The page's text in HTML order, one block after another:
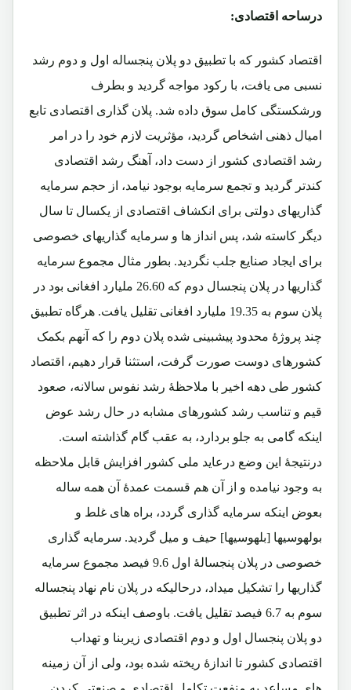
درساحه اقتصادی:
اقتصاد کشور که با تطبیق دو پلان پنجساله اول و دوم رشد
نسبی می یافت، با رکود مواجه گردید و بطرف
ورشکستگی کامل سوق داده شد. پلان گذاری اقتصادی تابع
امیال ذهنی اشخاص گردید، مؤثریت لازم خود را در امر
رشد اقتصادی کشور از دست داد، آهنگ رشد اقتصادی
کندتر گردید و تجمع سرمایه بوجود نیامد، از حجم سرمایه
گذاریهای دولتی برای انکشاف اقتصادی از یکسال تا سال
دیگر کاسته شد، پس انداز ها و سرمایه گذاریهای خصوصی
برای ایجاد صنایع جلب نگردید. بطور مثال مجموع سرمایه
گذاریها در پلان پنجسال دوم که 26.60 ملیارد افغانی بود در
پلان سوم به 19.35 ملیارد افغانی تقلیل یافت. هرگاه تطبیق
چند پروژۀ محدود پیشبینی شده پلان دوم را که آنهم بکمک
کشورهای دوست صورت گرفت، استثنا قرار دهیم، اقتصاد
کشور طی دهه اخیر با ملاحظۀ رشد نفوس سالانه، صعود
قیم و تناسب رشد کشورهای مشابه در حال رشد عوض
اینکه گامی به جلو بردارد، به عقب گام گذاشته است.
درنتیجۀ این وضع درعاید ملی کشور افزایش قابل ملاحظه
به وجود نیامده و از آن هم قسمت عمدۀ آن همه ساله
بعوض اینکه سرمایه گذاری گردد، براه های غلط و
بولهوسیها [بلهوسیها] حیف و میل گردید. سرمایه گذاری
خصوصی در پلان پنجسالۀ اول 9.6 فیصد مجموع سرمایه
گذاریها را تشکیل میداد، درحالیکه در پلان نام نهاد پنجساله
سوم به 6.7 فیصد تقلیل یافت. باوصف اینکه در اثر تطبیق
دو پلان پنجسال اول و دوم اقتصادی زیربنا و تهداب
اقتصادی کشور تا اندازۀ ریخته شده بود، ولی از آن زمینه